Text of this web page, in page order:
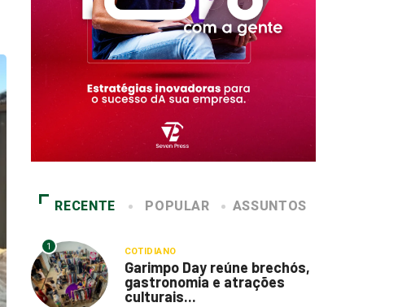
RECENTE POPULAR ASSUNTOS
1 COTIDIANO
Garimpo Day reúne brechós,
gastronomia e atrações
culturais...